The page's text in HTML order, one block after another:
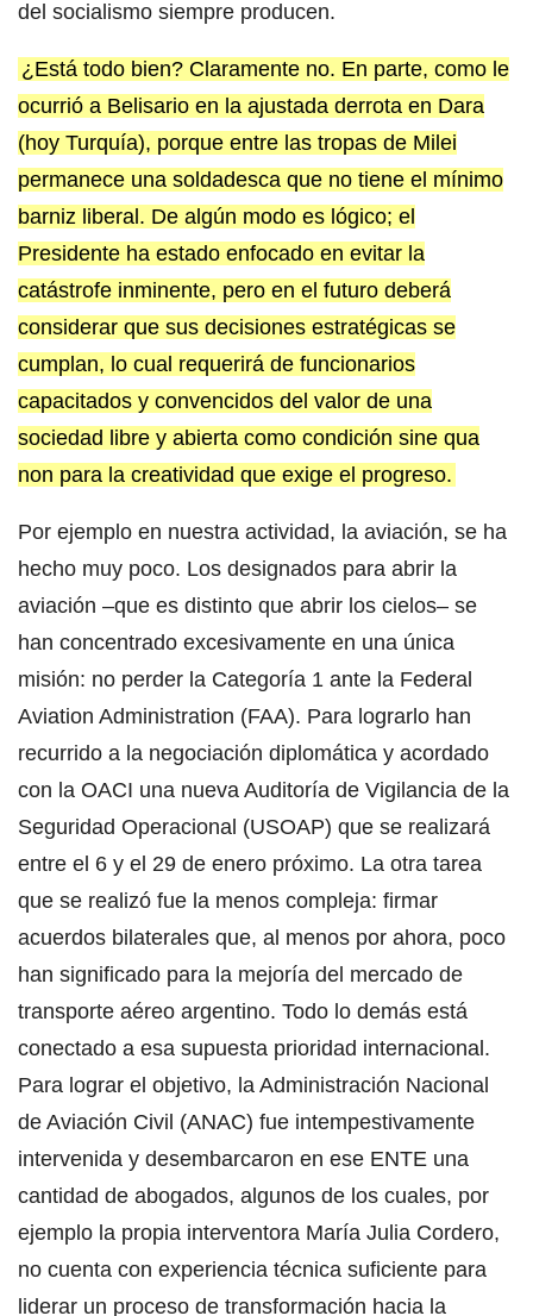
del socialismo siempre producen.
¿Está todo bien? Claramente no. En parte, como le
ocurrió a Belisario en la ajustada derrota en Dara
(hoy Turquía), porque entre las tropas de Milei
permanece una soldadesca que no tiene el mínimo
barniz liberal. De algún modo es lógico; el
Presidente ha estado enfocado en evitar la
catástrofe inminente, pero en el futuro deberá
considerar que sus decisiones estratégicas se
cumplan, lo cual requerirá de funcionarios
capacitados y convencidos del valor de una
sociedad libre y abierta como condición sine qua
non para la creatividad que exige el progreso.
Por ejemplo en nuestra actividad, la aviación, se ha
hecho muy poco. Los designados para abrir la
aviación –que es distinto que abrir los cielos– se
han concentrado excesivamente en una única
misión: no perder la Categoría 1 ante la Federal
Aviation Administration (FAA). Para lograrlo han
recurrido a la negociación diplomática y acordado
con la OACI una nueva Auditoría de Vigilancia de la
Seguridad Operacional (USOAP) que se realizará
entre el 6 y el 29 de enero próximo. La otra tarea
que se realizó fue la menos compleja: firmar
acuerdos bilaterales que, al menos por ahora, poco
han significado para la mejoría del mercado de
transporte aéreo argentino. Todo lo demás está
conectado a esa supuesta prioridad internacional.
Para lograr el objetivo, la Administración Nacional
de Aviación Civil (ANAC) fue intempestivamente
intervenida y desembarcaron en ese ENTE una
cantidad de abogados, algunos de los cuales, por
ejemplo la propia interventora María Julia Cordero,
no cuenta con experiencia técnica suficiente para
liderar un proceso de transformación hacia la